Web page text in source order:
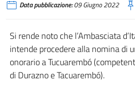
Data pubblicazione:09 Giugno 2022
Si rende noto che l’Ambasciata
intende procedere alla nomina di
onorario a Tucuarembó
di Durazno e Tacuarembó).